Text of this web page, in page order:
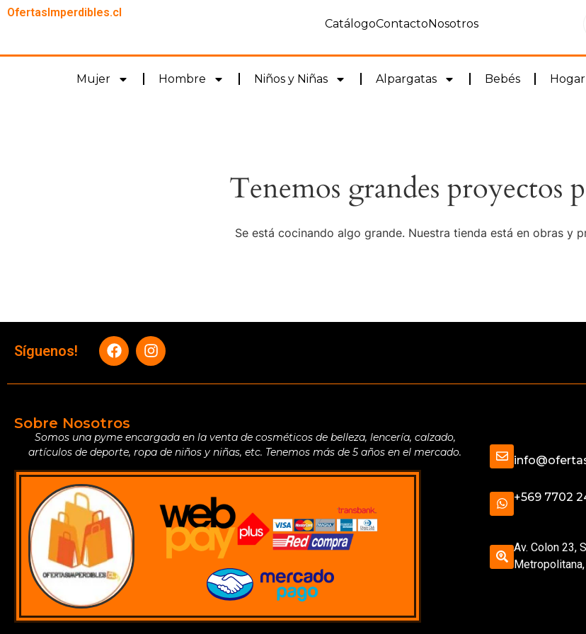
OfertasImperdibles.cl
CatálogoContactoNosotros
Mujer Hombre Niños y Niñas Alpargatas Bebés Hogar
Tenemos grandes proyectos
Se está cocinando algo grande. Nuestra tienda está en obras y
Síguenos!
Sobre Nosotros
Somos una pyme encargada en la venta de cosméticos de belleza, lencería, calzado,
artículos de deporte, ropa de niños y niñas, etc. Tenemos más de 5 años en el mercado.
+569 7702
Av. Colon 23,
Metropolitana,